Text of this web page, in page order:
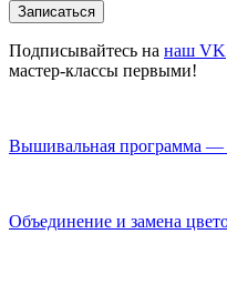
Записаться
Подписывайтесь на наш VK
мастер-классы первыми!
Вышивальная программа —
Объединение и замена